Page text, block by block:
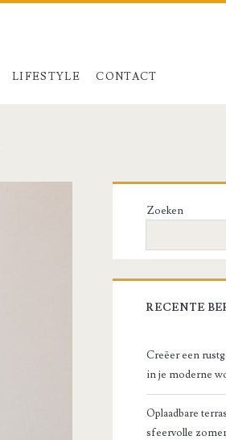
LIFESTYLE CONTACT
Primary
Sidebar
Zoeken
RECENTE
Creëer een
in je moderne
Oplaadbare
sfeervolle